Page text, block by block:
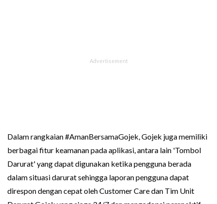
Dalam rangkaian #AmanBersamaGojek, Gojek juga memiliki
berbagai fitur keamanan pada aplikasi, antara lain 'Tombol
Darurat' yang dapat digunakan ketika pengguna berada
dalam situasi darurat sehingga laporan pengguna dapat
direspon dengan cepat oleh Customer Care dan Tim Unit